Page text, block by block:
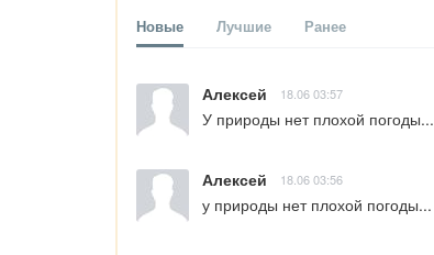
Новые Лучшие Ранее
Алексей 18.06 03:57
У природы нет плохой погоды...
Алексей 18.06 03:56
у природы нет плохой погоды...